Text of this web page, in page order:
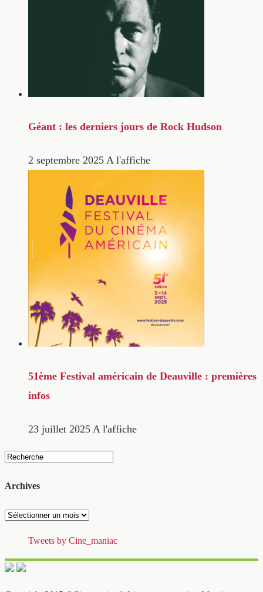
Géant : les derniers jours de Rock Hudson
2 septembre 2025 A l'affiche
51ème Festival américain de Deauville : premières
infos
23 juillet 2025 A l'affiche
Archives
Archives
Tweets by Cine_maniac